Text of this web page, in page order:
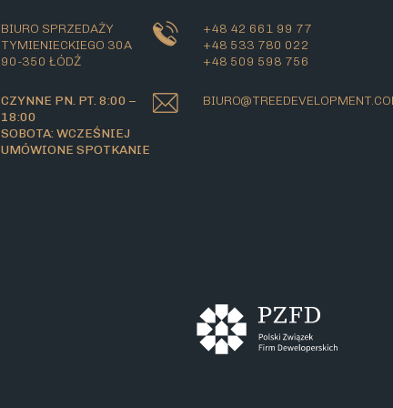
BIURO SPRZEDAŻY
TYMIENIECKIEGO 30A
90-350 ŁÓDŹ
CZYNNE PN. PT. 8:00 –
18:00
SOBOTA: WCZEŚNIEJ
UMÓWIONE SPOTKANIE
+48 42 661 99 77
+48 533 780 022
+48 509 598 756